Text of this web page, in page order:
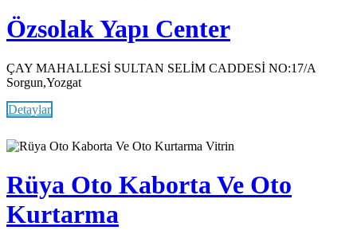
Özsolak Yapı Center
ÇAY MAHALLESİ SULTAN SELİM CADDESİ NO:17/A
Sorgun,Yozgat
Detaylar
Vitrin
Rüya Oto Kaborta Ve Oto
Kurtarma